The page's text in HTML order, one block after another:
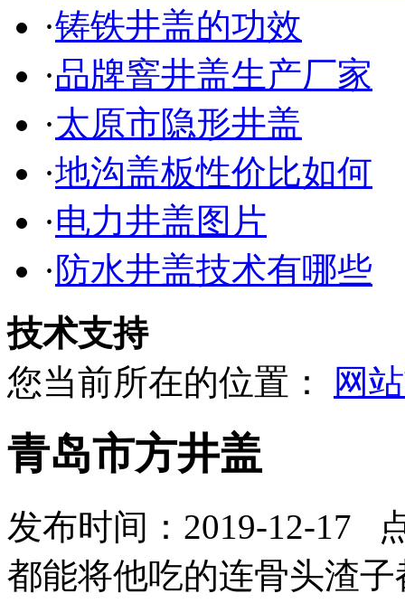
·铸铁井盖的功效
·品牌窨井盖生产厂家
·太原市隐形井盖
·地沟盖板性价比如何
·电力井盖图片
· 防水井盖技术有哪些
技术支持
您当前所在的位置：
网
青岛市方井盖
发布时间：2019-12-17
都能将他吃的连骨头渣